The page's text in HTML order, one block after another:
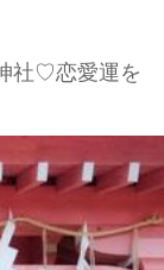
社♡恋愛運を